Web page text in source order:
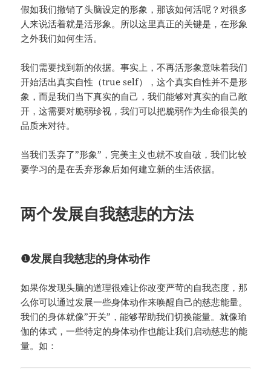
假如我们撤销了头脑设定的形象，那该如何活呢？对很多
人来说活着就是活形象。所以这里真正的关键是，在形象
之外我们如何生活。
我们需要找到新的依据。事实上，不再活形象意味着我们
开始活出真实自性（true self），这个真实自性并不是形
象，而是我们当下真实的自己，我们能够对真实的自己敞
开，这需要对脆弱珍视，我们可以把脆弱作为生命很美的
品质来对待。
当我们丢弃了”形象”，完美主义也就不攻自破，我们比较
要学习的是在丢弃形象后如何建立新的生活依据。
两个发展自我慈悲的方法
❶发展自我慈悲的身体动作
如果你发现头脑的道理很难让你改变严苛的自我态度，那
么你可以通过发展一些身体动作来唤醒自己的慈悲能量。
我们的身体就像”开关”，能够帮助我们切换能量。就像瑜
伽的体式，一些特定的身体动作也能让我们启动慈悲的能
量。如：